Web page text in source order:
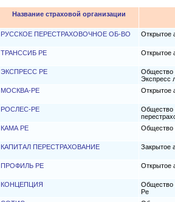
Название страховой организации
РУССКОЕ ПЕРЕСТРАХОВОЧНОЕ ОБ-ВО Открытое
ТРАНССИБ РЕ Открытое
ЭКСПРЕСС РЕ
Общество
Экспресс
МОСКВА-РЕ Открытое
РОСЛЕС-РЕ
Общество
КАМА РЕ Общество
КАПИТАЛ ПЕРЕСТРАХОВАНИЕ Закрытое
ПРОФИЛЬ РЕ Открытое
КОНЦЕПЦИЯ
Общество
Ре